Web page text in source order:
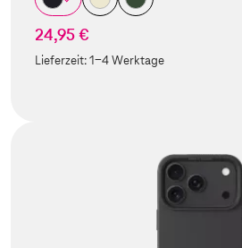
24,95 €
Lieferzeit:1-4 Werktage